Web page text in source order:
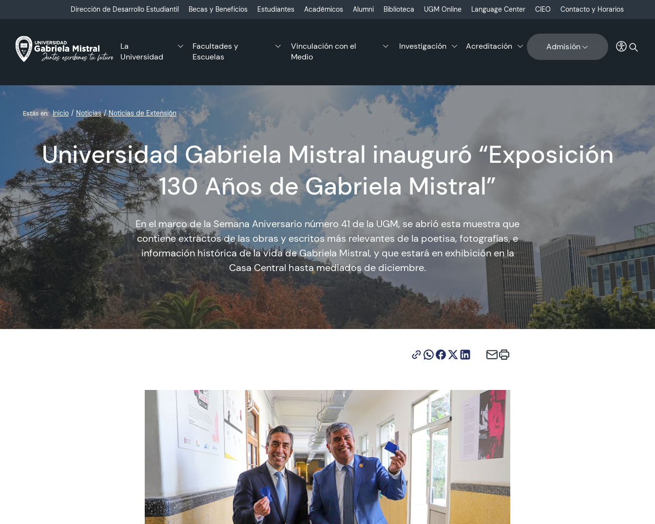
Dirección de Desarrollo Estudiantil Becas y Beneficios Estudiantes Académicos Alumni Biblioteca UGM Online Language Center CIEO Contacto y Horarios
La
Universidad
Facultades y
Escuelas
Vinculación con el
Medio
Investigación Acreditación Admisión
Estás en: Inicio Noticias Noticias de Extensión
Universidad Gabriela Mistral inauguró “Exposición
130 Años de Gabriela Mistral”
En el marco de la Semana Aniversario número 41 de la UGM, se abrió esta muestra que
contiene extractos de las obras y escritos más relevantes de la poetisa, fotografías, e
información histórica de la vida de Gabriela Mistral, y que estará en exhibición en la
Casa Central hasta mediados de diciembre.